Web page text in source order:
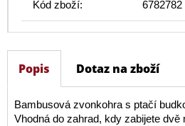
Kód zboží: 6782782
Popis Dotaz na zboží
Bambusová zvonkohra s ptačí
Vhodná do zahrad, kdy zabijete dvě